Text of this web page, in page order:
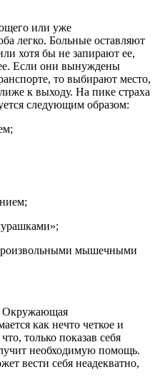
или уже
легко. Больные оставляют
хотя бы не запирают ее,
Если они вынуждены
то выбирают место,
к выходу. На пике страха
следующим образом:
мышечными
Окружающая
как нечто четкое и
только показав себя
необходимую помощь.
вести себя неадекватно,